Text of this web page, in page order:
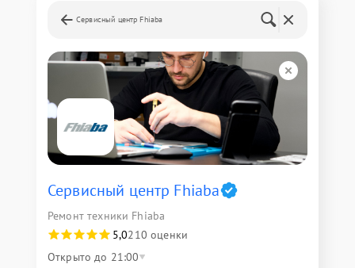
Сервисный центр Fhiaba
Сервисный центр Fhiaba
Ремонт техники Fhiaba
5,0210 оценки
Открыто до 21:00